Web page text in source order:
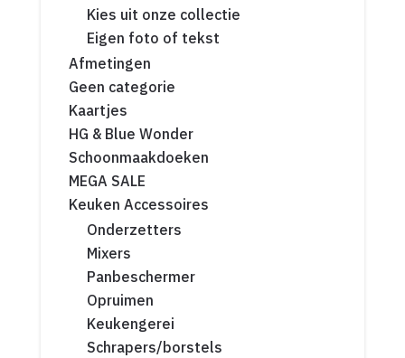
Kies uit onze collectie
Eigen foto of tekst
Afmetingen
Geen categorie
Kaartjes
HG & Blue Wonder
Schoonmaakdoeken
MEGA SALE
Keuken Accessoires
Onderzetters
Mixers
Panbeschermer
Opruimen
Keukengerei
Schrapers/borstels